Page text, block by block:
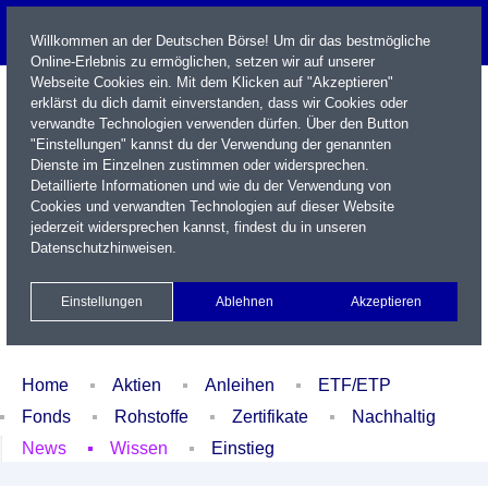
Name / WKN / ISIN / Kürzel
Xetra Realtime
Watchlist Portfolio Login
Home Aktien Anleihen
ETF/ETP
Fonds
Rohstoffe Zertifikate
Nachhaltig
News
Wissen Einstieg
Willkommen an der Deutschen Börse! Um dir das bestmögliche
Online-Erlebnis zu ermöglichen, setzen wir auf unserer
Webseite Cookies ein. Mit dem Klicken auf "Akzeptieren"
erklärst du dich damit einverstanden, dass wir Cookies oder
verwandte Technologien verwenden dürfen. Über den Button
"Einstellungen" kannst du der Verwendung der genannten
Dienste im Einzelnen zustimmen oder widersprechen.
Detaillierte Informationen und wie du der Verwendung von
Cookies und verwandten Technologien auf dieser Website
jederzeit widersprechen kannst, findest du in unseren
Datenschutzhinweisen.
Einstellungen Ablehnen Akzeptieren